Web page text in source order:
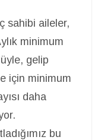
sahibi aileler,
minimum
gelip
için minimum
daha
bu